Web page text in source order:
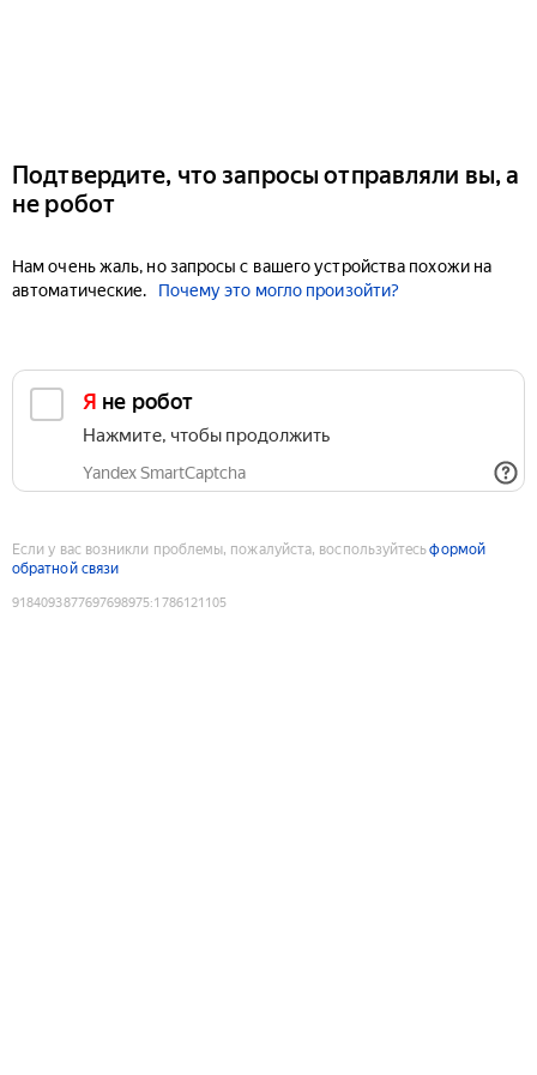
Подтвердите, что запросы отправляли вы, а
не робот
Нам очень жаль, но запросы с вашего устройства похожи на
автоматические.
Почему это могло произойти?
Я не робот
Нажмите, чтобы продолжить
Yandex SmartCaptcha
Если у вас возникли проблемы, пожалуйста, воспользуйтесьформой
обратной связи
9184093877697698975:1786121105